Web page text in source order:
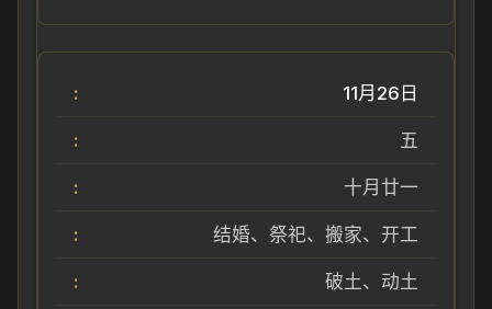
11月26日
五
十月廿一
结婚、祭祀、搬家、开工
破土、动土